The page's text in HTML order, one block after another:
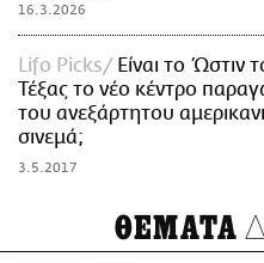
16.3.2026
Lifo Picks
Είναι το Ώστιν
Τέξας το νέο κέντρο
του ανεξάρτητου
σινεμά;
3.5.2017
ΘΕΜΑΤΑ